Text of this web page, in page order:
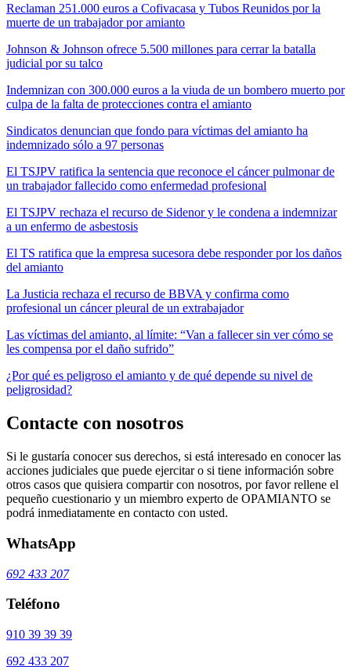
Reclaman 251.000 euros a Cofivacasa y Tubos Reunidos por la
muerte de un trabajador por amianto
Johnson & Johnson ofrece 5.500 millones para cerrar la batalla
judicial por su talco
Indemnizan con 300.000 euros a la viuda de un bombero muerto por
culpa de la falta de protecciones contra el amianto
Sindicatos denuncian que fondo para víctimas del amianto ha
indemnizado sólo a 97 personas
El TSJPV ratifica la sentencia que reconoce el cáncer pulmonar de
un trabajador fallecido como enfermedad profesional
El TSJPV rechaza el recurso de Sidenor y le condena a indemnizar
a un enfermo de asbestosis
El TS ratifica que la empresa sucesora debe responder por los daños
del amianto
La Justicia rechaza el recurso de BBVA y confirma como
profesional un cáncer pleural de un extrabajador
Las víctimas del amianto, al límite: “Van a fallecer sin ver cómo se
les compensa por el daño sufrido”
¿Por qué es peligroso el amianto y de qué depende su nivel de
peligrosidad?
Contacte con nosotros
Si le gustaría conocer sus derechos, si está interesado en conocer las
acciones judiciales que puede ejercitar o si tiene información sobre
otros casos que quisiera compartir con nosotros, por favor rellene el
pequeño cuestionario y un miembro experto de OPAMIANTO se
podrá inmediatamente en contacto con usted.
WhatsApp
692 433 207
Teléfono
910 39 39 39
692 433 207